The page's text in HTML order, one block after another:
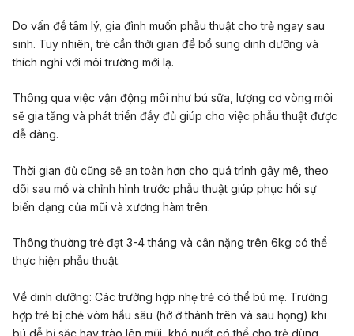
Do vấn đề tâm lý, gia đình muốn phẫu thuật cho trẻ ngay sau
sinh. Tuy nhiên, trẻ cần thời gian để bổ sung dinh dưỡng và
thích nghi với môi trường mới lạ.
Thông qua việc vận động môi như bú sữa, lượng cơ vòng môi
sẽ gia tăng và phát triển đầy đủ giúp cho việc phẫu thuật được
dễ dàng.
Thời gian đủ cũng sẽ an toàn hơn cho quá trình gây mê, theo
dõi sau mổ và chỉnh hình trước phẫu thuật giúp phục hồi sự
biến dạng của mũi và xương hàm trên.
Thông thường trẻ đạt 3-4 tháng và cân nặng trên 6kg có thể
thực hiện phẫu thuật.
Về dinh dưỡng: Các trường hợp nhẹ trẻ có thể bú mẹ. Trường
hợp trẻ bị chẻ vòm hầu sâu (hở ở thành trên và sau họng) khi
bú dễ bị sặc hay trào lên mũi, khó nuốt có thể cho trẻ dùng